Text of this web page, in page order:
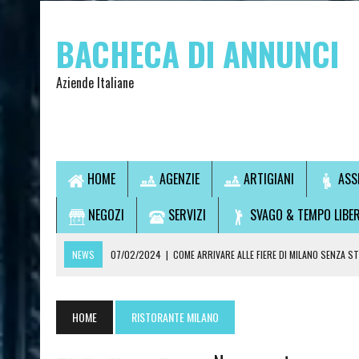
BACHECA DI ANNUNCI
Aziende Italiane
HOME AGENZIE ARTIGIANI
NEGOZI
SERVIZI SVAGO & TEMPO
NEWS 07/02/2024 | COME ARRIVARE ALLE FIERE DI MILANO SENZA
28/07/2021 | CONSULTI DI CARTOMANZIA
HOME RISTORANTE MILANO